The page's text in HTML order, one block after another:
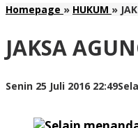
Homepage » HUKUM »
JAKSA
Senin 25 Juli 2016 22:49